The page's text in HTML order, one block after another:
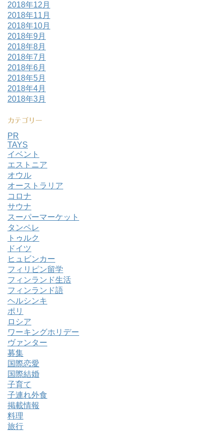
2018年12月
2018年11月
2018年10月
2018年9月
2018年8月
2018年7月
2018年6月
2018年5月
2018年4月
2018年3月
カテゴリー
PR
TAYS
イベント
エストニア
オウル
オーストラリア
コロナ
サウナ
スーパーマーケット
タンペレ
トゥルク
ドイツ
ヒュビンカー
フィリピン留学
フィンランド生活
フィンランド語
ヘルシンキ
ポリ
ロシア
ワーキングホリデー
ヴァンター
募集
国際恋愛
国際結婚
子育て
子連れ外食
掲載情報
料理
旅行